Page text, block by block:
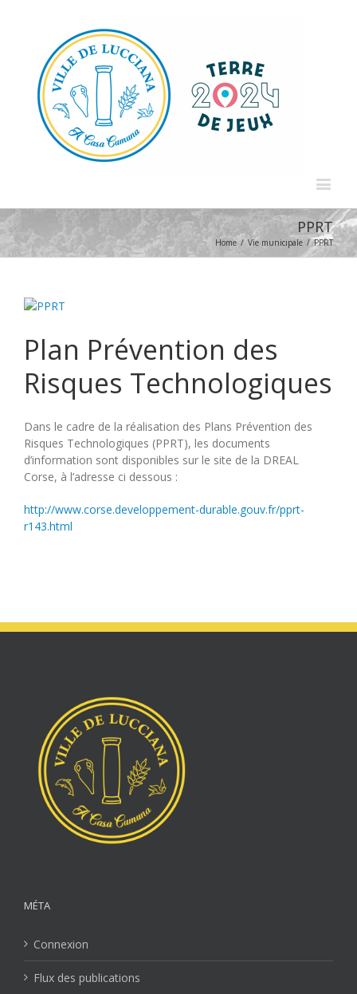
PPRT
Home / Vie municipale / PPRT
Plan Prévention des
Risques Technologiques
Dans le cadre de la réalisation des Plans Prévention des
Risques Technologiques (PPRT), les documents
d’information sont disponibles sur le site de la DREAL
Corse, à l’adresse ci dessous :
http://www.corse.developpement-durable.gouv.fr/pprt-
r143.html
MÉTA
Connexion
Flux des publications